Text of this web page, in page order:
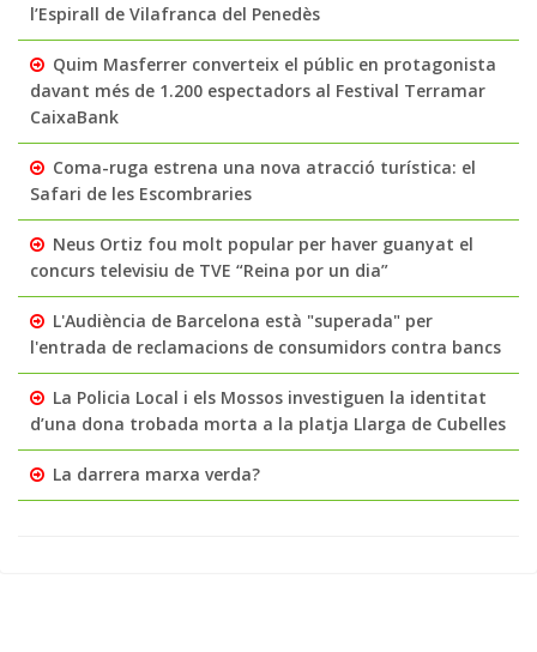
l’Espirall de Vilafranca del Penedès
Quim Masferrer converteix el públic en protagonista
davant més de 1.200 espectadors al Festival Terramar
CaixaBank
Coma-ruga estrena una nova atracció turística: el
Safari de les Escombraries
Neus Ortiz fou molt popular per haver guanyat el
concurs televisiu de TVE “Reina por un dia”
L'Audiència de Barcelona està "superada" per
l'entrada de reclamacions de consumidors contra bancs
La Policia Local i els Mossos investiguen la identitat
d’una dona trobada morta a la platja Llarga de Cubelles
La darrera marxa verda?